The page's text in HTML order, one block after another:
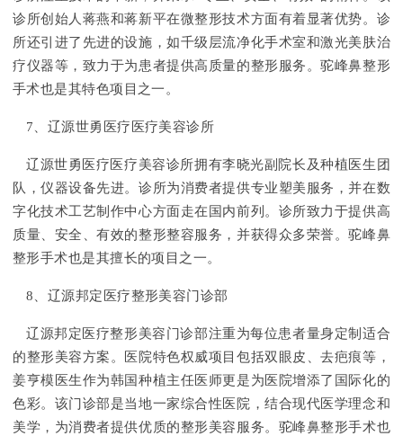
诊所创始人蒋燕和蒋新平在微整形技术方面有着显著优势。诊
所还引进了先进的设施，如千级层流净化手术室和激光美肤治
疗仪器等，致力于为患者提供高质量的整形服务。驼峰鼻整形
手术也是其特色项目之一。
7、辽源世勇医疗医疗美容诊所
辽源世勇医疗医疗美容诊所拥有李晓光副院长及种植医生团
队，仪器设备先进。诊所为消费者提供专业塑美服务，并在数
字化技术工艺制作中心方面走在国内前列。诊所致力于提供高
质量、安全、有效的整形整容服务，并获得众多荣誉。驼峰鼻
整形手术也是其擅长的项目之一。
8、辽源邦定医疗整形美容门诊部
辽源邦定医疗整形美容门诊部注重为每位患者量身定制适合
的整形美容方案。医院特色权威项目包括双眼皮、去疤痕等，
姜亨模医生作为韩国种植主任医师更是为医院增添了国际化的
色彩。该门诊部是当地一家综合性医院，结合现代医学理念和
美学，为消费者提供优质的整形美容服务。驼峰鼻整形手术也